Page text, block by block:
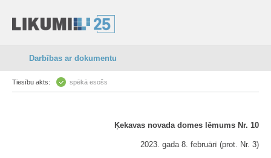
Darbības ar dokumentu
Tiesību akts: spēkā esošs
Ķekavas novada domes lēmums Nr. 10
2023. gada 8. februārī (prot. Nr. 3)